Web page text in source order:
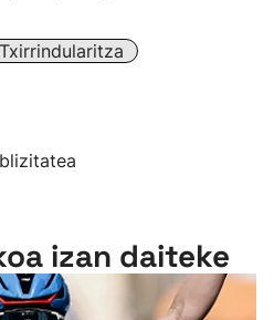
Txirrindularitza
izan daiteke